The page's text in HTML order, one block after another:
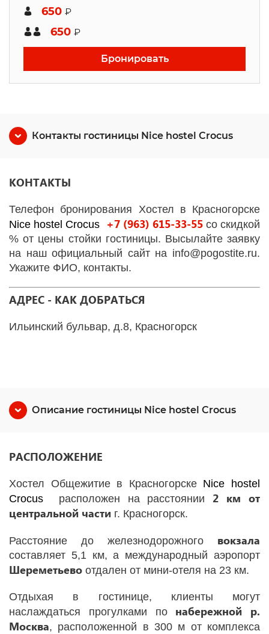
650 ₽
650 ₽
Бронировать
Контакты гостиницы Nice hostel Crocus
КОНТАКТЫ
Телефон бронирования Хостел в Красногорске
Nice hostel Crocus
+7 (963) 615-33-55со скидкой
% от цены стойки гостиницы. Высылайте заявку
на наш официальный сайт на info@pogostite.ru.
Укажите ФИО, контакты.
АДРЕС - КАК ДОБРАТЬСЯ
Ильинский бульвар, д.8, Красногорск
Описание гостиницы Nice hostel Crocus
РАСПОЛОЖЕНИЕ
Хостел Общежитие в Красногорске Nice hostel
Crocus расположен на расстоянии 2 км от
центральной части г. Красногорск.
Расстояние до железнодорожного вокзала
составляет 5,1 км, а международный аэропорт
Шереметьево отдален от мини-отеля на 23 км.
Отдыхая в гостинице, клиенты могут
наслаждаться прогулками по набережной р.
Москва, расположенной в 300 м от комплекса